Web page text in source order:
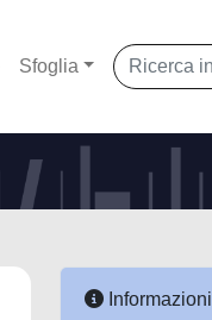
Sfoglia
Informazioni